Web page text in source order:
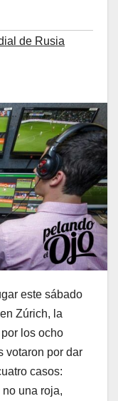
de Rusia
este sábado
Zúrich, la
los ocho
votaron por dar
casos:
una roja,